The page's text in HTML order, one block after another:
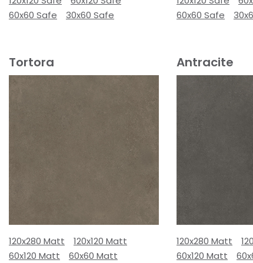
60x60 Safe
30x60 Safe
60x60 Safe
Tortora
120x280 Matt
120x120 Matt
60x120 Matt
60x60 Matt
Antracite
120x280 Matt
60x120 Matt